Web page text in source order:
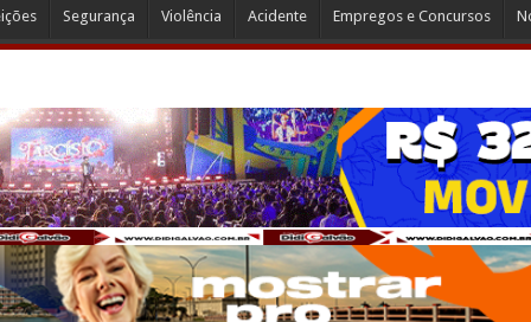
Segurança Violência Acidente Empregos e Concursos